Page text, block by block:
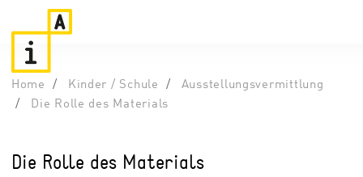
Home Kinder / Schule
Ausstellungsvermittlung
Die Rolle des Materials
Die Rolle des Materials